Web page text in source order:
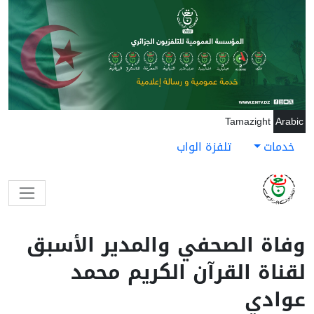
تجاوز إلى المحتوى الرئيسي
Arabic
Tamazight
خدمات تلفزة الواب
وفاة الصحفي والمدير الأسبق
لقناة القرآن الكريم محمد
عوادي